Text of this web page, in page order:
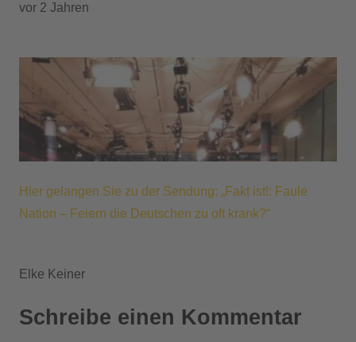
vor 2 Jahren
Hier gelangen Sie zu der Sendung: „Fakt ist!: Faule
Nation – Feiern die Deutschen zu oft krank?“
Elke Keiner
Schreibe einen Kommentar